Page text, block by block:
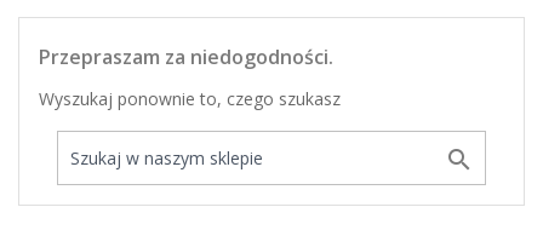
Przepraszam za niedogodności.
Wyszukaj ponownie to, czego szukasz
